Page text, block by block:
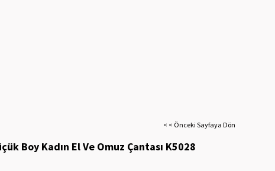
< < Önceki Sayfaya Dön
Boy Kadın El Ve Omuz Çantası K5028